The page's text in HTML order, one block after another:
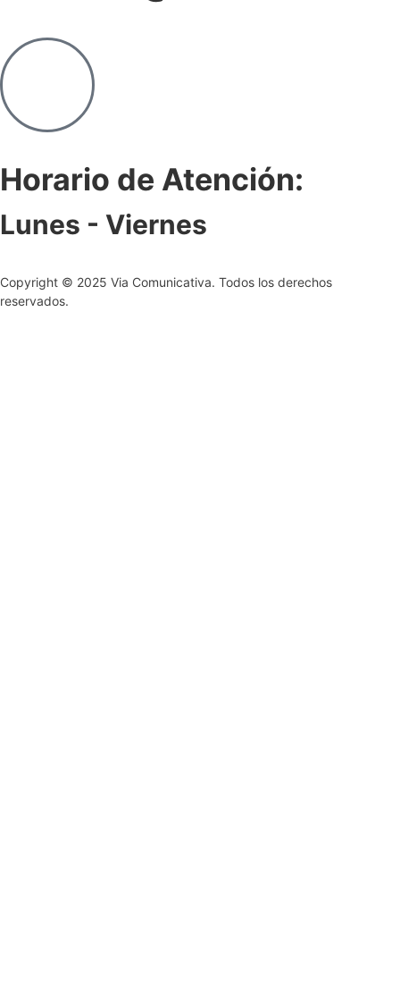
Horario de Atención:
Lunes - Viernes
Copyright © 2025 Via Comunicativa. Todos los derechos
reservados.